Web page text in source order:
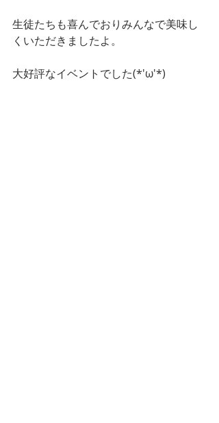
生徒たちも喜んでおりみんなで美味し
くいただきましたよ。
大好評なイベントでした(*'ω'*)